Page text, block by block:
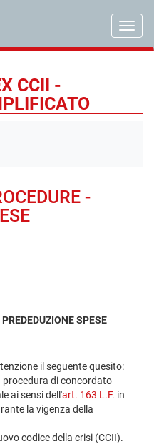
CCII -
-
SPESE
il seguente quesito:
procedura di concordato
ai sensi dell'art. 163 L.F. in
la vigenza della
codice della crisi (CCII).